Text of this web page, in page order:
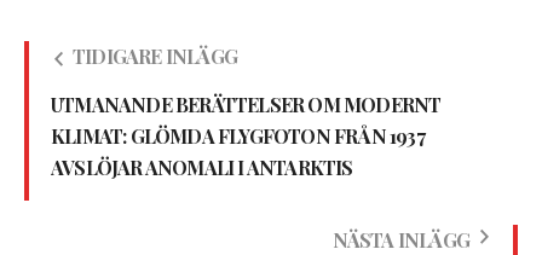
TIDIGARE INLÄGG
UTMANANDE BERÄTTELSER OM MODERNT
KLIMAT: GLÖMDA FLYGFOTON FRÅN 1937
AVSLÖJAR ANOMALI I ANTARKTIS
NÄSTA INLÄGG